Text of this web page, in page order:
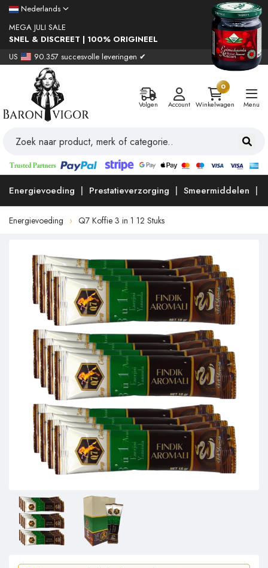
Nederlands
MEGA JULI SALE
SNEL & DISCREET | 100% ORIGINEEL
US
90.357 succesvolle leveringen ✔
Volgen Account
0
Winkelwagen
Menu
Energievoeding Prestatieverzorging Smeermiddelen
Energievoeding Q7 Koffie 3 in 1 12 Stuks